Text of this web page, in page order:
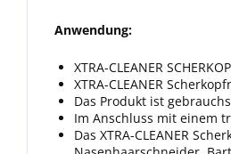
Anwendung:
XTRA-CLEANER
XTRA-CLEANER
Das Produkt ist
Im Anschluss mit einem
Das XTRA-CLEANER